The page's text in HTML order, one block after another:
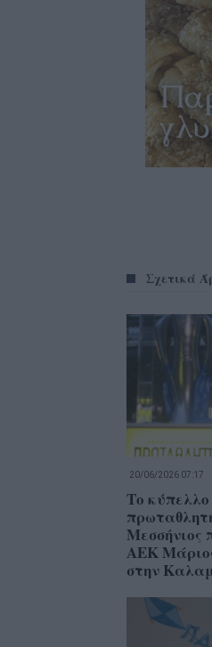
Σχετικά
20/06/2026 07:17
Το
Μεσσήνιος
ΑΕΚ
στην